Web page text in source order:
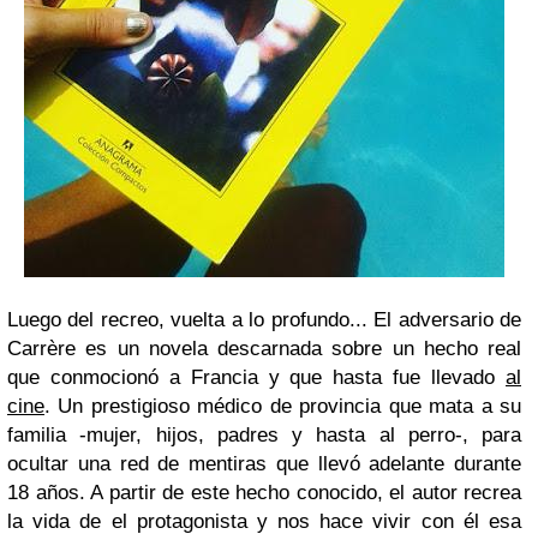
Luego del recreo, vuelta a lo profundo... El adversario de
Carrère es un novela descarnada sobre un hecho real
que conmocionó a Francia y que hasta fue llevado al
cine. Un prestigioso médico de provincia que mata a su
familia -mujer, hijos, padres y hasta al perro-, para
ocultar una red de mentiras que llevó adelante durante
18 años. A partir de este hecho conocido, el autor recrea
la vida de el protagonista y nos hace vivir con él esa